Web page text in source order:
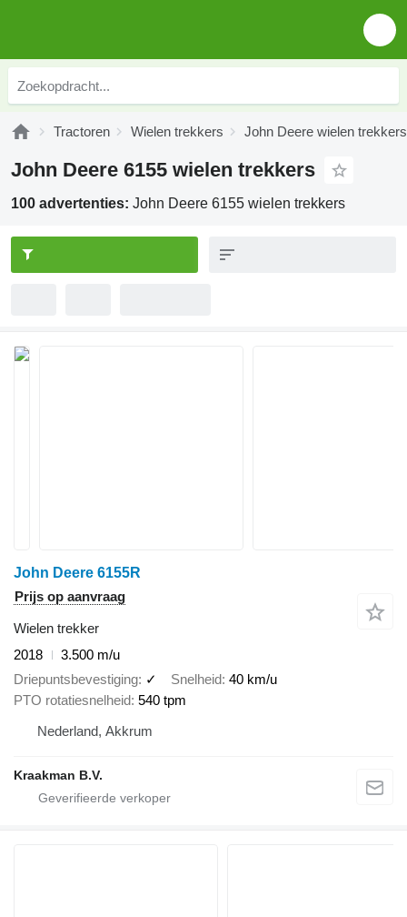
Tractoren Wielen trekkers John Deere wielen trekkers
John Deere 6155 wielen trekkers
100 advertenties: John Deere 6155 wielen trekkers
John Deere 6155R
Prijs op aanvraag
Wielen trekker
2018
3.500 m/u
Driepuntsbevestiging ✓ Snelheid 40 km/u
PTO rotatiesnelheid 540 tpm
Nederland, Akkrum
Kraakman B.V.